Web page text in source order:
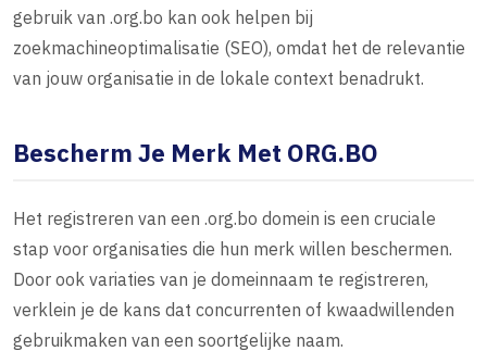
gebruik van .org.bo kan ook helpen bij
zoekmachineoptimalisatie (SEO), omdat het de relevantie
van jouw organisatie in de lokale context benadrukt.
Bescherm Je Merk Met ORG.BO
Het registreren van een .org.bo domein is een cruciale
stap voor organisaties die hun merk willen beschermen.
Door ook variaties van je domeinnaam te registreren,
verklein je de kans dat concurrenten of kwaadwillenden
gebruikmaken van een soortgelijke naam.